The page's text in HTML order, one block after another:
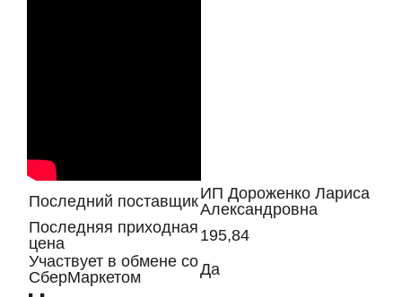
Последний поставщикИП Дороженко Лариса
Александровна
Последняя приходная
цена
195,84
Участвует в обмене со
СберМаркетом
Да